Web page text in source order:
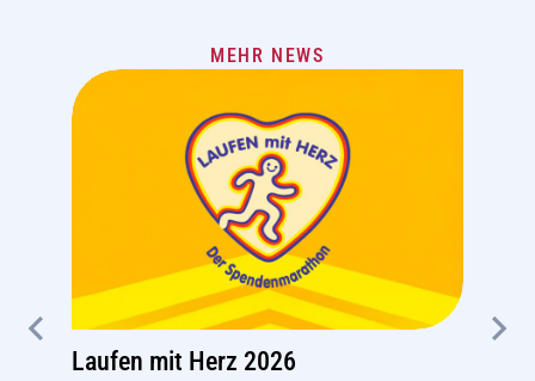
MEHR NEWS
Laufen mit Herz 2026